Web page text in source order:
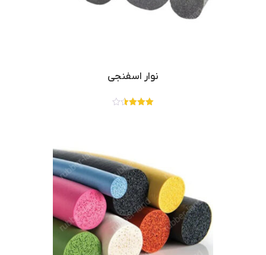
نوار اسفنجی